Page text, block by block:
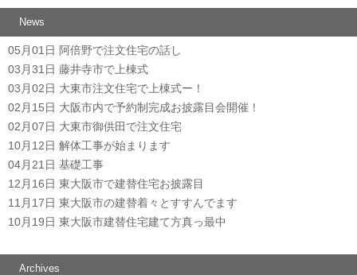
News
05月01日 阿倍野で注文住宅の話し
03月31日 藤井寺市で上棟式
03月02日 大東市注文住宅で上棟式ー！
02月15日 大阪市内で予約制完成お披露目会開催！
02月07日 大東市御供田で注文住宅
10月12日 解体工事が始まります
04月21日 基礎工事
12月16日 東大阪市で建替住宅お披露目
11月17日 東大阪市の建替着々とすすんでます
10月19日 東大阪市建替住宅建て方真っ最中
Archives